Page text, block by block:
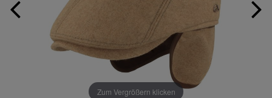
Zum Vergrößern klicken